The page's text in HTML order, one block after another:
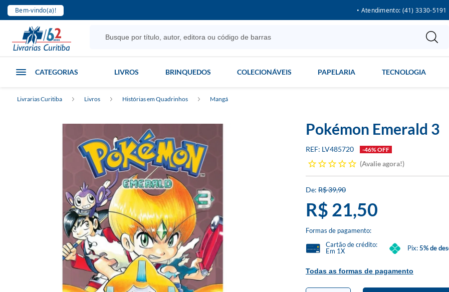
Bem-vindo(a)! • Atendimento: (41) 3330-5191
CATEGORIAS LIVROS BRINQUEDOS COLECIONÁVEIS PAPELARIA TECNOLOGIA
Livrarias Curitiba Livros Histórias em Quadrinhos Mangá
Pokémon Emerald 3
LV485720 -46% OFF
Avalie agora!
R$ 39,90
R$ 21,50
Formas de pagamento:
Todas as formas de pagamento
Cartão de crédito:
Em 1X
Pix:5% de